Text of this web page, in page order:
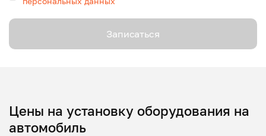
Записаться
Цены на установку оборудования на
автомобиль